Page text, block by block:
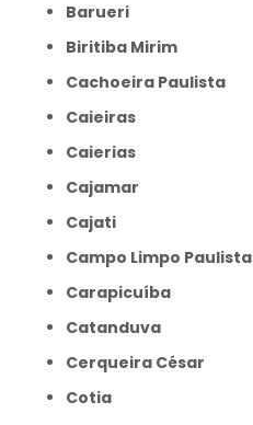
Barueri
Biritiba Mirim
Cachoeira Paulista
Caieiras
Caierias
Cajamar
Cajati
Campo Limpo Paulista
Carapicuíba
Catanduva
Cerqueira César
Cotia